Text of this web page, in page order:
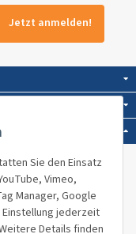
Jetzt anmelden!
Sie den Einsatz
Vimeo,
Manager, Google
Einstellung jederzeit
Details finden